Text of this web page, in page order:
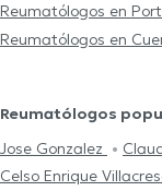
Reumatólogos en
Reumatólogos en
Reumatólogos
Jose Gonzalez
Celso Enrique